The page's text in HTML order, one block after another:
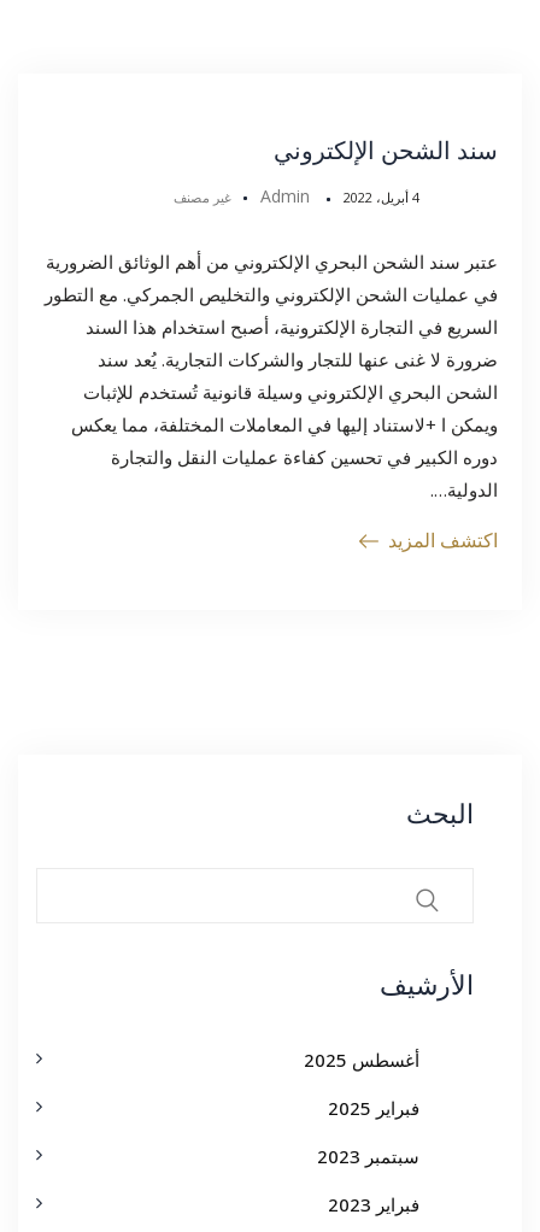
سند الشحن الإلكتروني
4 أبريل، 2022 Admin غير مصنف
عتبر سند الشحن البحري الإلكتروني من أهم الوثائق الضرورية
في عمليات الشحن الإلكتروني والتخليص الجمركي. مع التطور
السريع في التجارة الإلكترونية، أصبح استخدام هذا السند
ضرورة لا غنى عنها للتجار والشركات التجارية. يُعد سند
الشحن البحري الإلكتروني وسيلة قانونية تُستخدم للإثبات
ويمكن ا +لاستناد إليها في المعاملات المختلفة، مما يعكس
دوره الكبير في تحسين كفاءة عمليات النقل والتجارة
الدولية….
اكتشف المزيد
البحث
الأرشيف
أغسطس 2025
فبراير 2025
سبتمبر 2023
فبراير 2023